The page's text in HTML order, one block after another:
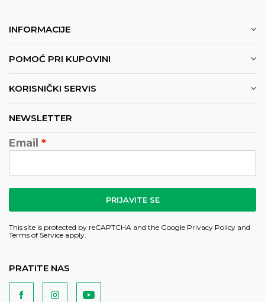
INFORMACIJE
POMOĆ PRI KUPOVINI
KORISNIČKI SERVIS
NEWSLETTER
Email
PRIJAVITE SE
This site is protected by reCAPTCHA and the Google Privacy Policy and
Terms of Service apply.
PRATITE NAS